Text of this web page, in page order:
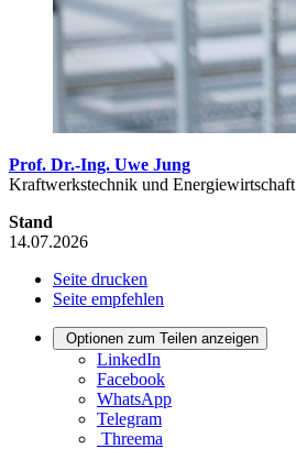
Prof. Dr.-Ing. Uwe Jung
Kraftwerkstechnik und Energiewirtschaft
Stand
14.07.2026
Seite drucken
Seite empfehlen
Optionen zum Teilen anzeigen
LinkedIn
Facebook
WhatsApp
Telegram
Threema